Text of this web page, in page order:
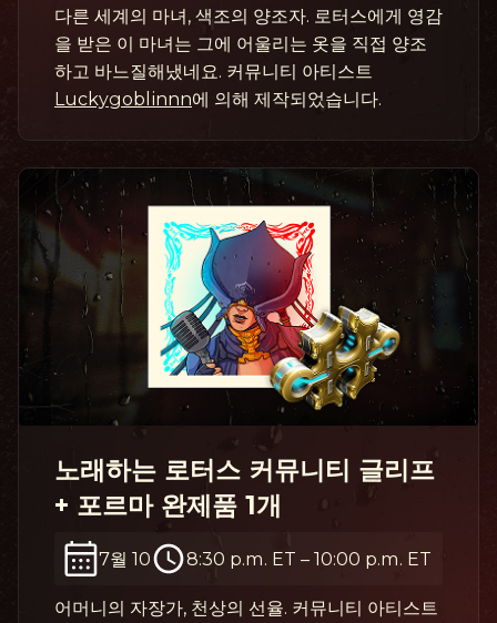
다른 세계의 마녀, 색조의 양조자. 로터스에게 영감
을 받은 이 마녀는 그에 어울리는 옷을 직접 양조
하고 바느질해냈네요. 커뮤니티 아티스트
Luckygoblinnn에 의해 제작되었습니다.
노래하는 로터스 커뮤니티 글리프
+ 포르마 완제품 1개
7월 10 8:30 p.m. ET – 10:00 p.m. ET
어머니의 자장가, 천상의 선율. 커뮤니티 아티스트